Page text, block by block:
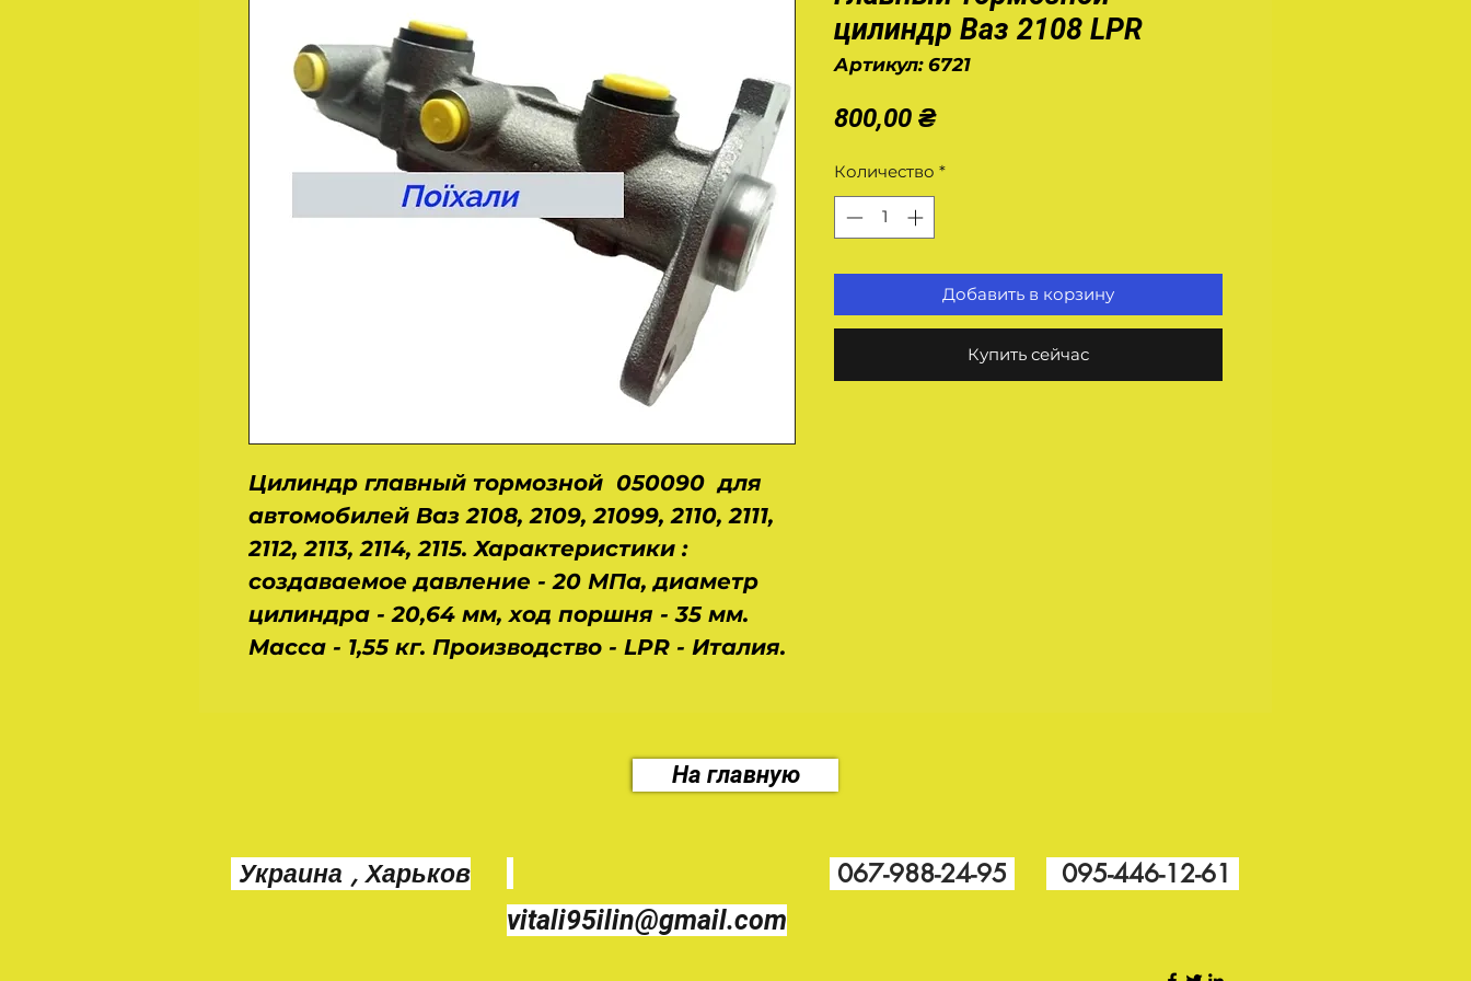
Цилиндр главный тормозной 050090 для
автомобилей Ваз 2108, 2109, 21099, 2110, 2111,
2112, 2113, 2114, 2115. Характеристики :
создаваемое давление - 20 МПа, диаметр
цилиндра - 20,64 мм, ход поршня - 35 мм.
Масса - 1,55 кг. Производство - LPR - Италия.
цилиндр Ваз 2108 LPR
Артикул: 6721
800,00 ₴Цена
Количество *
Добавить в корзину
Купить сейчас
На главную
Украина , Харьков
vitali95ilin@gmail.com
067-988-24-95 095-446-12-61